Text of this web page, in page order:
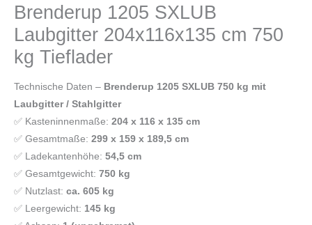
Brenderup 1205 SXLUB
Laubgitter 204x116x135 cm 750
kg Tieflader
Technische Daten – Brenderup 1205 SXLUB 750 kg mit
Laubgitter / Stahlgitter
✅ Kasteninnenmaße: 204 x 116 x 135 cm
✅ Gesamtmaße: 299 x 159 x 189,5 cm
✅ Ladekantenhöhe: 54,5 cm
✅ Gesamtgewicht: 750 kg
✅ Nutzlast: ca. 605 kg
✅ Leergewicht: 145 kg